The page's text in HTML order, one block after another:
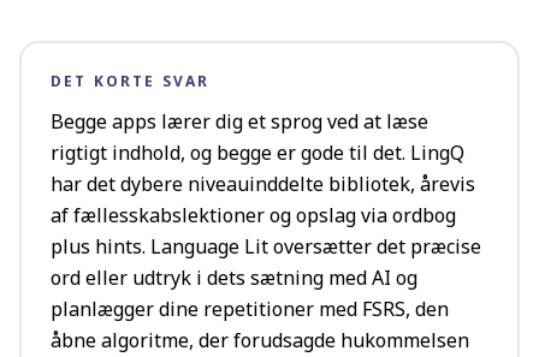
DET KORTE SVAR
Begge apps lærer dig et sprog ved at læse
rigtigt indhold, og begge er gode til det. LingQ
har det dybere niveauinddelte bibliotek, årevis
af fællesskabslektioner og opslag via ordbog
plus hints. Language Lit oversætter det præcise
ord eller udtryk i dets sætning med AI og
planlægger dine repetitioner med FSRS, den
åbne algoritme, der forudsagde hukommelsen